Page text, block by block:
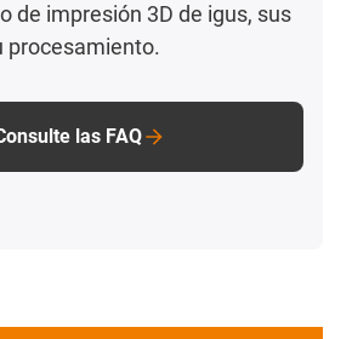
de impresión 3D de igus, sus
procesamiento.
las FAQ